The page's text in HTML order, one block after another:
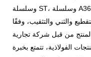
وسلسلة ST، وسلسلة A36-A992، وسلسلة Gr50. وتخضع هذه
والثني والتثقيب، وفقًا
المنتج من قبل شركة تجارية
الفولاذية، تتمتع بخبرة